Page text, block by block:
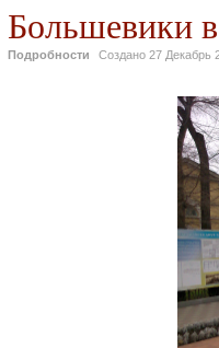
Большевики
Подробности Создано 27 Декабрь